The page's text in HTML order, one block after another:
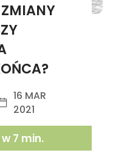
16 MAR
2021
7 min.